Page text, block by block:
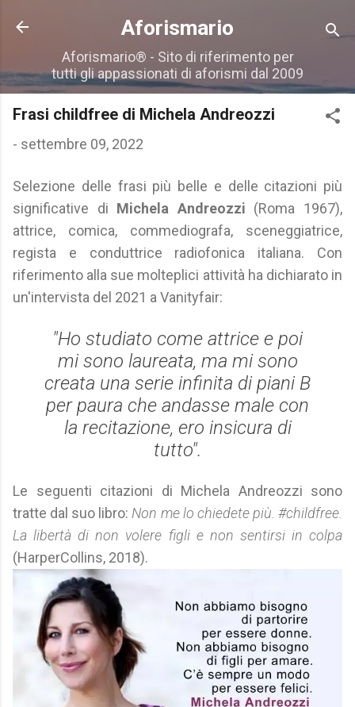
Passa ai contenuti principali
Aforismario
Aforismario® - Sito di riferimento per
tutti gli appassionati di aforismi dal 2009
Frasi childfree di Michela Andreozzi
- settembre 09, 2022
Selezione delle frasi più belle e delle citazioni più
significative di Michela Andreozzi (Roma 1967),
attrice, comica, commediografa, sceneggiatrice,
regista e conduttrice radiofonica italiana. Con
riferimento alla sue molteplici attività ha dichiarato in
un'intervista del 2021 a Vanityfair:
"Ho studiato come attrice e poi
mi sono laureata, ma mi sono
creata una serie infinita di piani B
per paura che andasse male con
la recitazione, ero insicura di
tutto".
Le seguenti citazioni di Michela Andreozzi sono
tratte dal suo libro: Non me lo chiedete più. #childfree.
La libertà di non volere figli e non sentirsi in colpa
(HarperCollins, 2018).